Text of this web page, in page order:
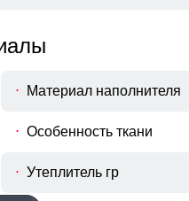
Материал наполнителя
Особенность ткани
Утеплитель гр